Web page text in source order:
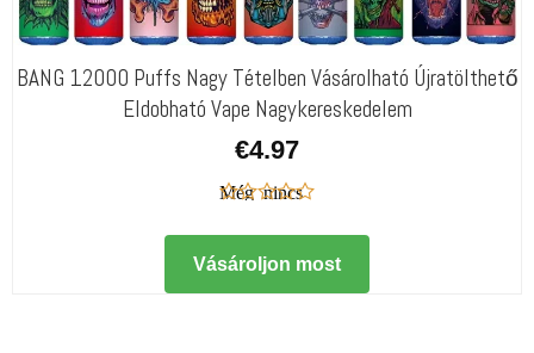
BANG 12000 Puffs Nagy Tételben Vásárolható Újratölthető
Eldobható Vape Nagykereskedelem
€4.97
Még nincs
Vásároljon most